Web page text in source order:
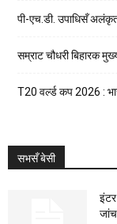
पी-एच.डी. उपाधिसँ
सम्राट चौधरी बिहारक
T20 वर्ल्ड कप 2026 :
सभसँ बेसी